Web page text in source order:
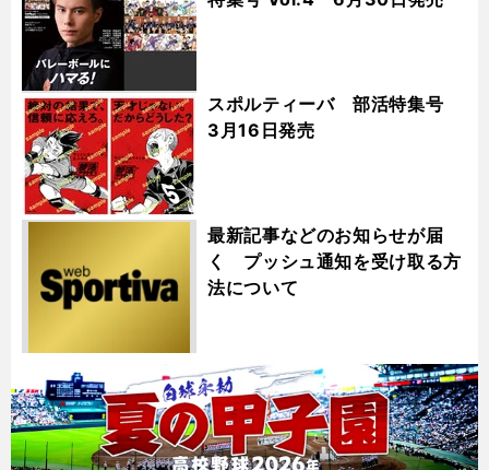
スポルティーバ 部活特集号
3月16日発売
最新記事などのお知らせが届
く プッシュ通知を受け取る方
法について